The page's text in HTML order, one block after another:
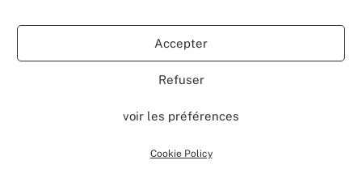
Accepter
Refuser
voir les préférences
Cookie Policy
Ce site utilise Akismet pour réduire les indésirables.
commentaires sont traitées.